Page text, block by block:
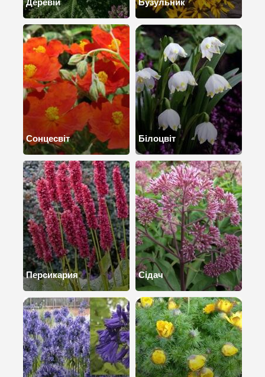
Деревій Бузульник
Сонцесвіт Білоцвіт
Персикария Сідач